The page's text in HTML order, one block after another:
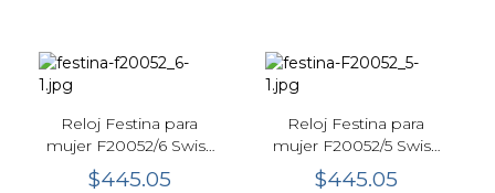
Reloj Festina para
mujer F20052/6 Swiss
Made Rivé - Verde
$445.05
Reloj Festina para
mujer F20052/5 Swiss
made Rivé - Azul
$445.05